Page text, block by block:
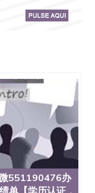
挂科了不想读
找工作没有
国外本科
哪里可
理澳洲毕业
业证
551190476申
哪里
以修改成绩单
551190476
到国外毕业证
信551190476
找毕业证封皮
551190476办
单【学历认证，